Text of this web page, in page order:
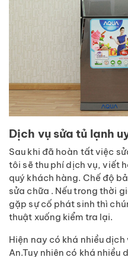
Dịch vụ sửa tủ lạnh
Sau khi đã hoàn tất việc
tôi sẽ thu phí dịch vụ, viết
quý khách hàng. Chế độ
sửa chữa . Nếu trong thời
gặp sự cố phát sinh thì
thuật xuống kiểm tra lại.
Hiện nay có khá nhiều
An.Tuy nhiên có khá nhiều